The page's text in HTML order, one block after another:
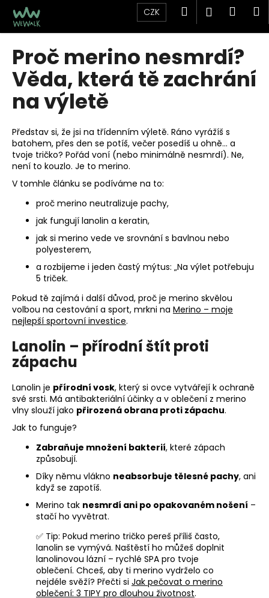
obsah
CZK Hledat
košík
Proč merino nesmrdí?
Věda, která tě zachrání
na výletě
Představ si, že jsi na třídenním výletě. Ráno vyrážíš s
batohem, přes den se potíš, večer posedíš u ohně… a
tvoje tričko? Pořád voní (nebo minimálně nesmrdí). Ne,
není to kouzlo. Je to merino.
V tomhle článku se podíváme na to:
proč merino neutralizuje pachy,
jak fungují lanolin a keratin,
jak si merino vede ve srovnání s bavlnou nebo
polyesterem,
a rozbijeme i jeden častý mýtus: „Na výlet potřebuju
5 triček.
Pokud tě zajímá i další důvod, proč je merino skvělou
volbou na cestování a sport, mrkni na Merino – moje
nejlepší sportovní investice.
Lanolin – přírodní štít proti
zápachu
Lanolin je přírodní vosk, který si ovce vytvářejí k ochraně
své srsti. Má antibakteriální účinky a v oblečení z merino
vlny slouží jako přirozená obrana proti zápachu.
Jak to funguje?
Zabraňuje množení bakterií, které zápach
způsobují.
Díky němu vlákno neabsorbuje tělesné pachy, ani
když se zapotíš.
Merino tak nesmrdí ani po opakovaném nošení –
stačí ho vyvětrat.
✅ Tip: Pokud merino tričko pereš příliš často,
lanolin se vymývá. Naštěstí ho můžeš doplnit
lanolinovou lázní – rychlé SPA pro tvoje
oblečení. Chceš, aby ti merino vydrželo co
nejdéle svěží? Přečti si Jak pečovat o merino
oblečení: 3 TIPY pro dlouhou životnost.
š Zpět
Zpět
C
o
p
o
t
ř
e
b
u
j
í
t
?
HLEDAT